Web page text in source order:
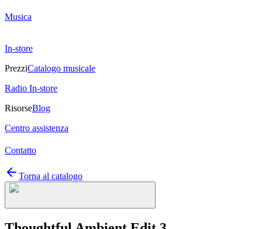
Musica
In-store
PrezziCatalogo musicale
Radio In-store
RisorseBlog
Centro assistenza
Contatto
Torna al catalogo